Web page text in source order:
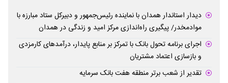
دیدار استاندار همدان با نماینده رئیس‌جمهور و دبیرکل ستاد مبارزه با
موادمخدر/ پیگیری راه‌اندازی مرکز امید و زندگی در همدان
اجرای برنامه تحول بانک با تمرکز بر منابع پایدار، درآمدهای کارمزدی
و بازسازی اعتماد مشتریان
تقدیر از شعب برتر منطقه هفت بانک سرمایه